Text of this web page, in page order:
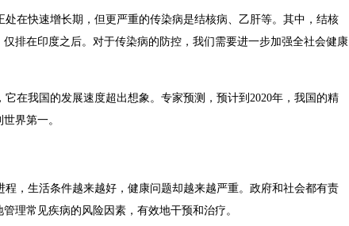
处在快速增长期，但更严重的传染病是结核病、乙肝等。其中，结核
排在印度之后。对于传染病的防控，我们需要进一步加强全社会健康
在我国的发展速度超出想象。专家预测，预计到2020年，我国的精
界第一。
程，生活条件越来越好，健康问题却越来越严重。政府和社会都有责
理常见疾病的风险因素，有效地干预和治疗。